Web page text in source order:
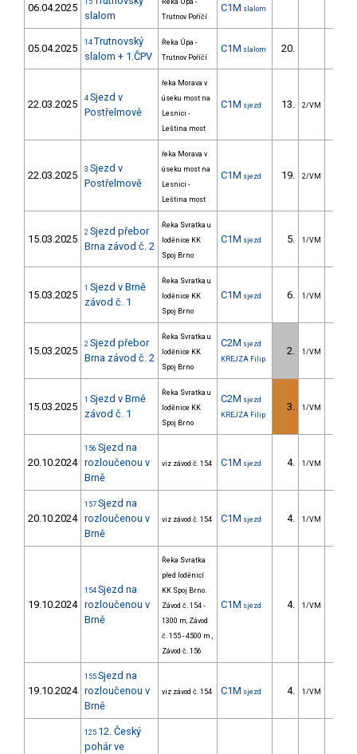
06.04.2025 15
slalom
Řeka Úpa -
Trutnov Poříčí
C1M slalom
05.04.2025 14 Trutnovský
slalom + 1.ČPV
Řeka Úpa -
Trutnov Poříčí
C1M slalom 20.
22.03.2025 4 Sjezd v
Postřelmově
řeka Morava v
úseku most na
Lesnici -
Leština most
C1M sjezd 13. 2/VM
22.03.2025 3 Sjezd v
Postřelmově
řeka Morava v
úseku most na
Lesnici -
Leština most
C1M sjezd 19. 2/VM
15.03.2025
2 Sjezd přebor
Brna závod č. 2
Řeka Svratka u
loděnice KK
Spoj Brno
C1M sjezd 5. 1/VM
15.03.2025
1 Sjezd v Brně
závod č. 1
Řeka Svratka u
loděnice KK
Spoj Brno
C1M sjezd 6. 1/VM
15.03.2025
2 Sjezd přebor
Brna závod č. 2
Řeka Svratka u
loděnice KK
Spoj Brno
C2M sjezd
KREJZA Filip
2. 1/VM
15.03.2025
1 Sjezd v Brně
závod č. 1
Řeka Svratka u
loděnice KK
Spoj Brno
C2M sjezd
KREJZA Filip
3. 1/VM
20.10.2024
156 Sjezd na
rozloučenou v
Brně
viz závod č. 154 C1M sjezd 4. 1/VM
20.10.2024
157 Sjezd na
rozloučenou v
Brně
viz závod č. 154 C1M sjezd 4. 1/VM
19.10.2024
154 Sjezd na
rozloučenou v
Brně
Řeka Svratka
před loděnicí
KK Spoj Brno.
Závod č. 154 -
1300 m, Závod
č. 155 - 4500 m ,
Závod č. 156
C1M sjezd 4. 1/VM
19.10.2024
155 Sjezd na
rozloučenou v
Brně
viz závod č. 154 C1M sjezd 4. 1/VM
125 12. Český
pohár ve